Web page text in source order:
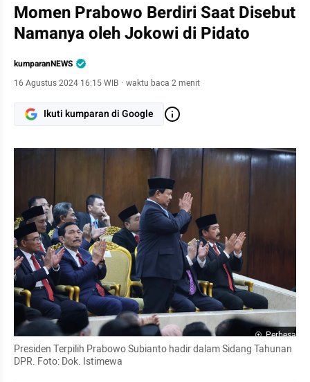
Momen Prabowo Berdiri Saat Disebut
Namanya oleh Jokowi di Pidato
kumparanNEWS
16 Agustus 2024 16:15 WIB · waktu baca 2 menit
Ikuti kumparan di Google
Perbesar
Presiden Terpilih Prabowo Subianto hadir dalam Sidang Tahunan
DPR. Foto: Dok. Istimewa